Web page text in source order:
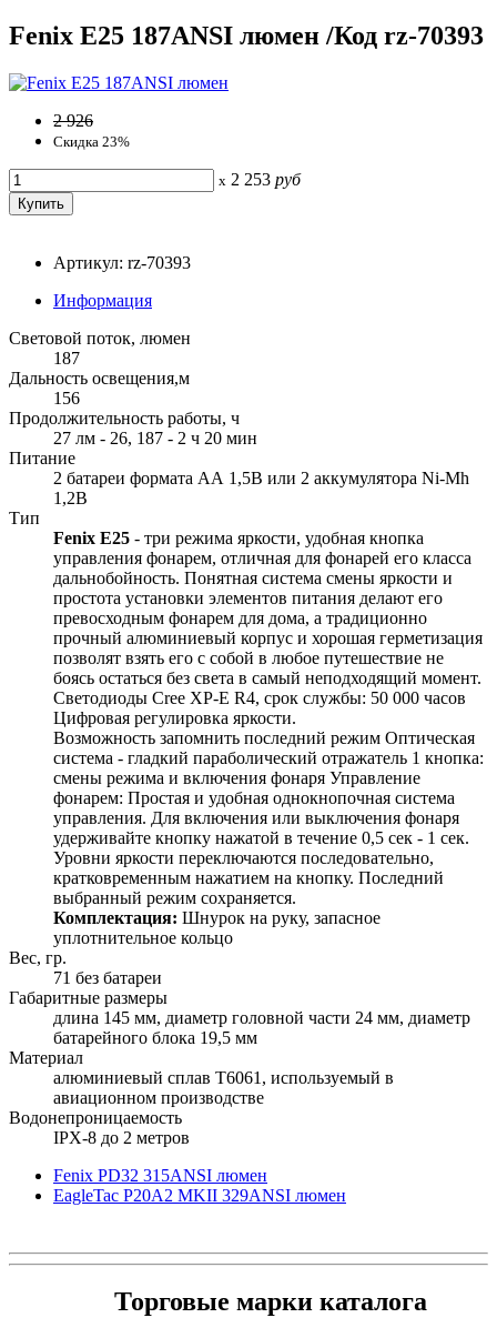
Fenix E25 187ANSI люмен /Код rz-70393
2 926
Скидка 23%
x 2 253 руб
Артикул: rz-70393
Информация
Световой поток, люмен
187
Дальность освещения,м
156
Продолжительность работы, ч
27 лм - 26, 187 - 2 ч 20 мин
Питание
2 батареи формата АА 1,5В или 2 аккумулятора Ni-Mh
1,2В
Тип
Fenix E25 - три режима яркости, удобная кнопка
управления фонарем, отличная для фонарей его класса
дальнобойность. Понятная система смены яркости и
простота установки элементов питания делают его
превосходным фонарем для дома, а традиционно
прочный алюминиевый корпус и хорошая герметизация
позволят взять его с собой в любое путешествие не
боясь остаться без света в самый неподходящий момент.
Светодиоды Cree XP-E R4, срок службы: 50 000 часов
Цифровая регулировка яркости.
Возможность запомнить последний режим Оптическая
система - гладкий параболический отражатель 1 кнопка:
смены режима и включения фонаря Управление
фонарем: Простая и удобная однокнопочная система
управления. Для включения или выключения фонаря
удерживайте кнопку нажатой в течение 0,5 сек - 1 сек.
Уровни яркости переключаются последовательно,
кратковременным нажатием на кнопку. Последний
выбранный режим сохраняется.
Комплектация: Шнурок на руку, запасное
уплотнительное кольцо
Вес, гр.
71 без батареи
Габаритные размеры
длина 145 мм, диаметр головной части 24 мм, диаметр
батарейного блока 19,5 мм
Материал
алюминиевый сплав T6061, используемый в
авиационном производстве
Водонепроницаемость
IPX-8 до 2 метров
Fenix PD32 315ANSI люмен
EagleTac P20A2 MKII 329ANSI люмен
Торговые марки каталога